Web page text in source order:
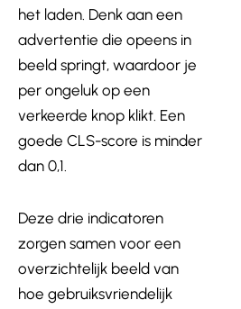
het laden. Denk aan een
advertentie die opeens in
beeld springt, waardoor je
per ongeluk op een
verkeerde knop klikt. Een
goede CLS-score is minder
dan 0,1.
Deze drie indicatoren
zorgen samen voor een
overzichtelijk beeld van
hoe gebruiksvriendelijk